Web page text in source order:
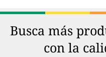
Busca más
con la